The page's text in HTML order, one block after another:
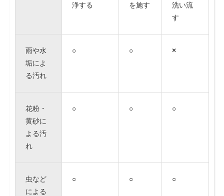
浄する
を施す
洗い流
す
雨や水
垢によ
る汚れ
○ ○ ×
花粉・
黄砂に
よる汚
れ
○ ○ ○
虫など
による
○ ○ ○